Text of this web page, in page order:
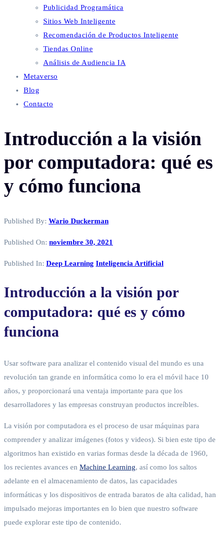
Publicidad Programática
Sitios Web Inteligente
Recomendación de Productos Inteligente
Tiendas Online
Análisis de Audiencia IA
Metaverso
Blog
Contacto
Introducción a la visión
por computadora: qué es
y cómo funciona
Published By: Wario Duckerman
Published On: noviembre 30, 2021
Published In: Deep Learning Inteligencia Artificial
Introducción a la visión por
computadora: qué es y cómo
funciona
Usar software para analizar el contenido visual del mundo es una
revolución tan grande en informática como lo era el móvil hace 10
años, y proporcionará una ventaja importante para que los
desarrolladores y las empresas construyan productos increíbles.
La visión por computadora es el proceso de usar máquinas para
comprender y analizar imágenes (fotos y videos). Si bien este tipo de
algoritmos han existido en varias formas desde la década de 1960,
los recientes avances en Machine Learning, así como los saltos
adelante en el almacenamiento de datos, las capacidades
informáticas y los dispositivos de entrada baratos de alta calidad, han
impulsado mejoras importantes en lo bien que nuestro software
puede explorar este tipo de contenido.